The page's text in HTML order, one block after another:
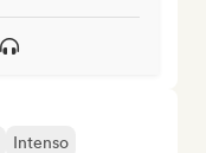
Intenso